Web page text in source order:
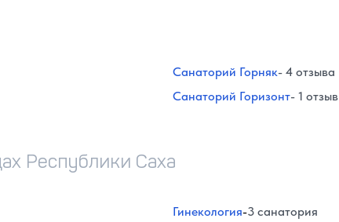
Санаторий Горняк- 4 отзыва
Санаторий Горизонт- 1 отзыв
Республики Саха
Гинекология-3 санатория